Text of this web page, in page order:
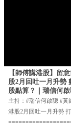
【師傅講港股】留
股2月回吐一月升勢
股點算？｜瑞信何
主持：#瑞信何啟聰 #黃
港股2月回吐一月升勢